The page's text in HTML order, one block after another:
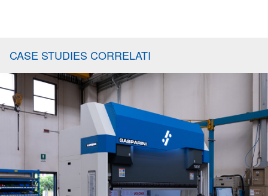
CASE STUDIES CORRELATI